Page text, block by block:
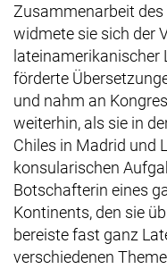
Zusammenarbeit
widmete sie sich der
lateinamerikanischer
förderte
und nahm an
weiterhin, als sie in
Chiles in Madrid und
konsularischen
Botschafterin eines
Kontinents, den sie
bereiste fast ganz
verschiedenen